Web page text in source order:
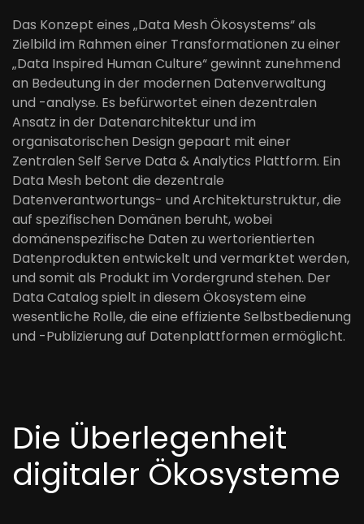
Das Konzept eines „Data Mesh Ökosystems“ als
Zielbild im Rahmen einer Transformationen zu einer
„Data Inspired Human Culture“ gewinnt zunehmend
an Bedeutung in der modernen Datenverwaltung
und -analyse. Es befürwortet einen dezentralen
Ansatz in der Datenarchitektur und im
organisatorischen Design gepaart mit einer
Zentralen Self Serve Data & Analytics Plattform. Ein
Data Mesh betont die dezentrale
Datenverantwortungs- und Architekturstruktur, die
auf spezifischen Domänen beruht, wobei
domänenspezifische Daten zu wertorientierten
Datenprodukten entwickelt und vermarktet werden,
und somit als Produkt im Vordergrund stehen. Der
Data Catalog spielt in diesem Ökosystem eine
wesentliche Rolle, die eine effiziente Selbstbedienung
und -Publizierung auf Datenplattformen ermöglicht.
Die Überlegenheit
digitaler Ökosysteme